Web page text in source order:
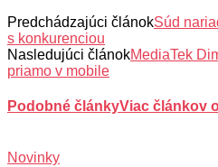
Predchádzajúci článokSúd
s konkurenciou
Nasledujúci článokMediaTek
priamo v mobile
Podobné článkyViac článkov
Novinky